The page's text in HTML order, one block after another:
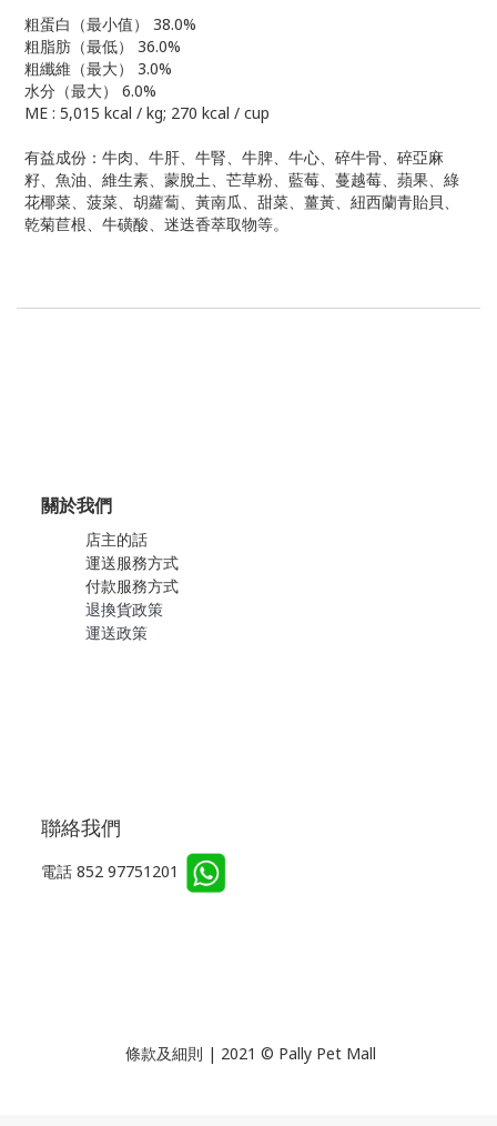
粗蛋白（最小值） 38.0%
粗脂肪（最低） 36.0%
粗纖維（最大） 3.0%
水分（最大） 6.0%
ME : 5,015 kcal / kg; 270 kcal / cup
有益成份：牛肉、牛肝、牛腎、牛脾、牛心、碎牛骨、碎亞麻
籽、魚油、維生素、蒙脫土、芒草粉、藍莓、蔓越莓、蘋果、綠
花椰菜、菠菜、胡蘿蔔、黃南瓜、甜菜、薑黃、紐西蘭青貽貝、
乾菊苣根、牛磺酸、迷迭香萃取物等。
關於我們
店主的話
運送服務方式
付款服務方式
退換貨政策
運送政策
聯絡我們
電話 852 97751201
條款及細則 | 2021 © Pally Pet Mall